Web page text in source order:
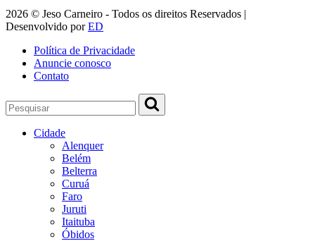
2026 © Jeso Carneiro - Todos os direitos Reservados |
Desenvolvido porED
Política de Privacidade
Anuncie conosco
Contato
Cidade
Alenquer
Belém
Belterra
Curuá
Faro
Juruti
Itaituba
Óbidos